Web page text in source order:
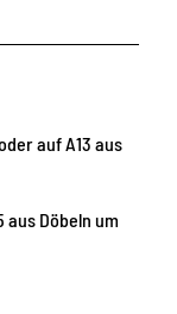
auf A13 aus
aus Döbeln um